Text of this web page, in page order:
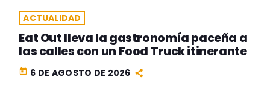
ACTUALIDAD
Eat Out lleva la gastronomía paceña a
las calles con un Food Truck itinerante
today 6 DE AGOSTO DE 2026